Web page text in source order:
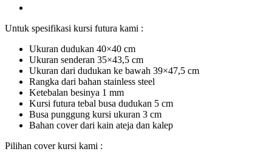
Untuk spesifikasi kursi futura kami :
Ukuran dudukan 40×40 cm
Ukuran senderan 35×43,5 cm
Ukuran dari dudukan ke bawah 39×47,5 cm
Rangka dari bahan stainless steel
Ketebalan besinya 1 mm
Kursi futura tebal busa dudukan 5 cm
Busa punggung kursi ukuran 3 cm
Bahan cover dari kain ateja dan kalep
Pilihan cover kursi kami :